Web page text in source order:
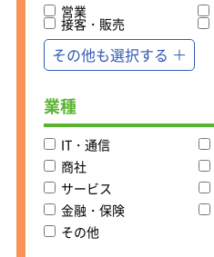
営業
接客・販売
その他も選択する
業種
IT・通信
商社
サービス
金融・保険
その他